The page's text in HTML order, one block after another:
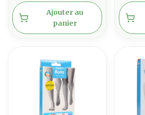
Ajouter au
panier